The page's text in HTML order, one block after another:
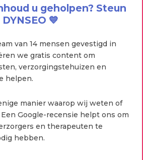
u geholpen? Steun
DYNSEO 💙
van 14 mensen gevestigd in
we gratis content om
verzorgingstehuizen en
helpen.
manier waarop wij weten of
Google-recensie helpt ons om
en therapeuten te
hebben.